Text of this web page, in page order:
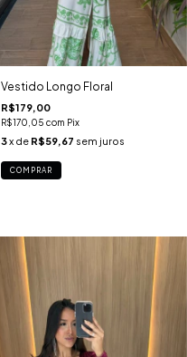
Vestido Longo Floral
R$179,00
R$170,05 com Pix
3x de R$59,67 sem juros
COMPRAR